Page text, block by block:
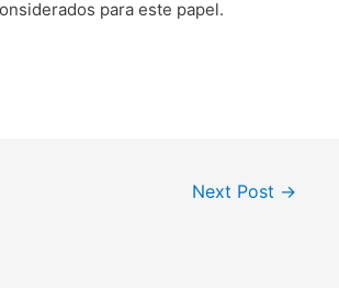
para este papel.
Next Post →